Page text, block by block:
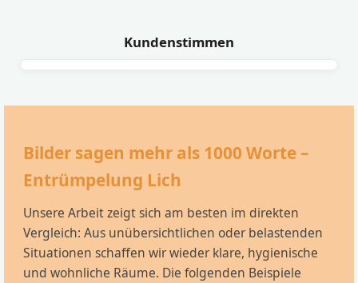
Kundenstimmen
Bilder sagen mehr als 1000 Worte –
Entrümpelung Lich
Unsere Arbeit zeigt sich am besten im direkten
Vergleich: Aus unübersichtlichen oder belastenden
Situationen schaffen wir wieder klare, hygienische
und wohnliche Räume. Die folgenden Beispiele